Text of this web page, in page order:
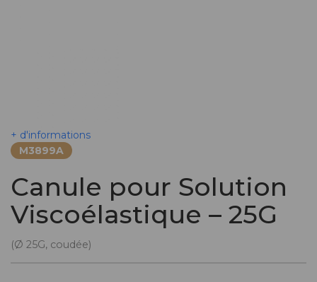
+ d'informations
M3899A
Canule pour Solution
Viscoélastique – 25G
(Ø 25G, coudée)